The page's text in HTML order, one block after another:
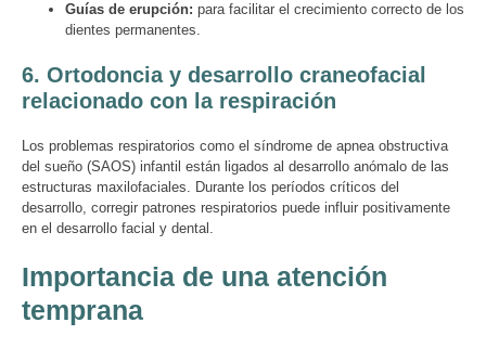
Guías de erupción: para facilitar el crecimiento correcto de los
dientes permanentes.
6. Ortodoncia y desarrollo craneofacial
relacionado con la respiración
Los problemas respiratorios como el síndrome de apnea obstructiva
del sueño (SAOS) infantil están ligados al desarrollo anómalo de las
estructuras maxilofaciales. Durante los períodos críticos del
desarrollo, corregir patrones respiratorios puede influir positivamente
en el desarrollo facial y dental.
Importancia de una atención
temprana